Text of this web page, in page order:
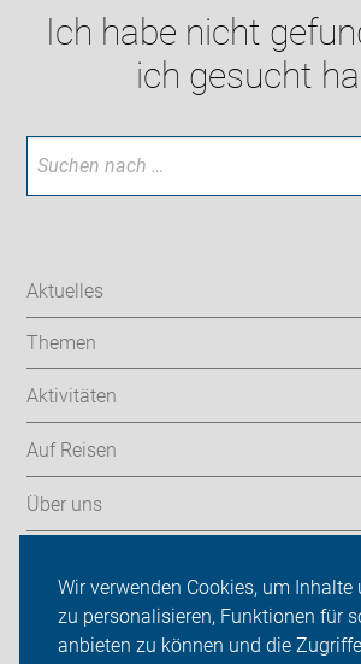
Wir verwenden Cookies, um Inhalte
zu personalisieren, Funktionen für
anbieten zu können und die
Ich habe nicht
ich gesucht
Aktuelles
Themen
Aktivitäten
Auf Reisen
Über uns
Presse